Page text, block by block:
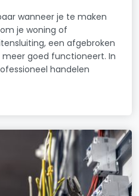
wanneer je te maken
je woning of
een afgebroken
goed functioneert. In
handelen